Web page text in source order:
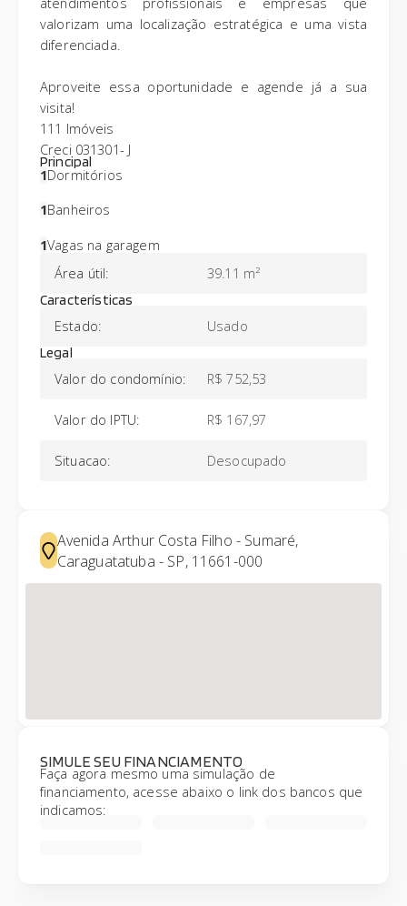
valorizam uma localização estratégica e uma vista
diferenciada.
Aproveite essa oportunidade e agende já a sua
visita!
111 Imóveis
Creci 031301- J
Principal
1Dormitórios
1Banheiros
1Vagas na garagem
Área útil: 39.11 m²
Características
Estado: Usado
Legal
Valor do condomínio: R$ 752,53
Valor do IPTU: R$ 167,97
Situacao: Desocupado
Avenida Arthur Costa Filho - Sumaré,
Caraguatatuba - SP, 11661-000
SIMULE SEU FINANCIAMENTO
Faça agora mesmo uma simulação de
financiamento, acesse abaixo o link dos bancos que
indicamos: